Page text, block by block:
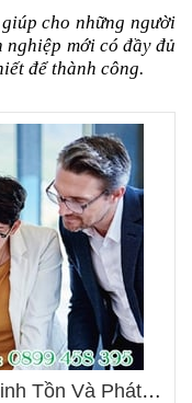
cho những người
mới có đầy đủ
để thành công.
Tồn Và Phát